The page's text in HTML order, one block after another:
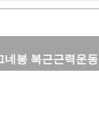
네봉 복근근력운동